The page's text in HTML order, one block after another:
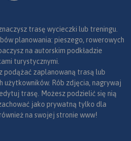
trasę wycieczki lub treningu.
planowania: pieszego, rowerowych
na autorskim podkładzie
turystycznymi.
podążać zaplanowaną trasą lub
użytkowników. Rób zdjęcia, nagrywaj
trasę. Możesz podzielić się nią
jako prywatną tylko dla
na swojej stronie www!